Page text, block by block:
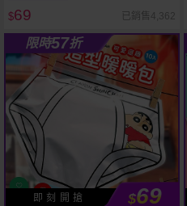
$69 已銷售4,362
限時57折
即 刻 開 搶 $69